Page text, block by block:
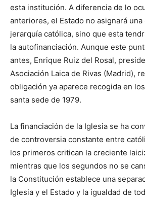
esta institución. A diferencia de lo
anteriores, el Estado no asignará una
jerarquía católica, sino que esta
la autofinanciación. Aunque este
antes, Enrique Ruiz del Rosal,
Asociación Laica de Rivas (Madrid),
obligación ya aparece recogida en
santa sede de 1979.
La financiación de la Iglesia se ha
de controversia constante entre
los primeros critican la creciente
mientras que los segundos no se
la Constitución establece una
Iglesia y el Estado y la igualdad de